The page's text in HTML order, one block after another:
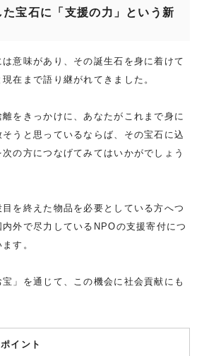
宝石に「支援の力」という新
意味があり、その誕生石を身に着けて
在まで語り継がれてきました。
をきっかけに、あなたがこれまで身に
うと思っているならば、その宝石に込
の方につなげてみてはいかがでしょう
を終えた物品を必要としている方へつ
外で尽力しているNPOの支援寄付につ
す。
」を通じて、この機会に社会貢献にも
イント